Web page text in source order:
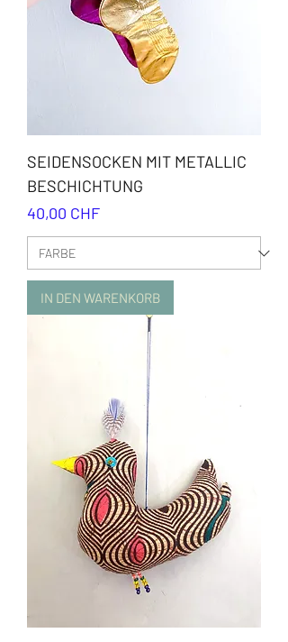
SEIDENSOCKEN MIT METALLIC
BESCHICHTUNG
Preis
40,00 CHF
IN DEN WARENKORB